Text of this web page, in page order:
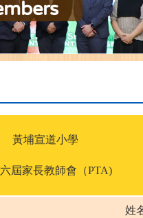
黃埔宣道小學
屆家長教師會（PTA)
姓